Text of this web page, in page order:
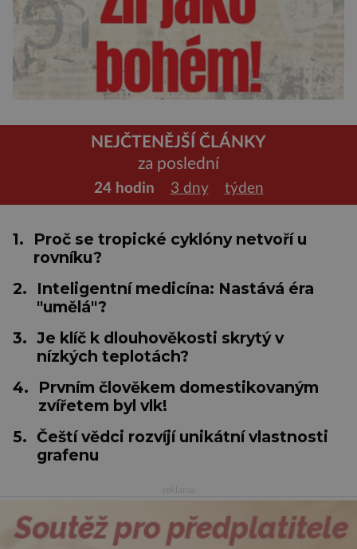
NEJČTENĚJŠÍ ČLÁNKY
za poslední
24 hodin 3 dny týden
1.
Proč se tropické cyklóny netvoří u
rovníku?
2.
Inteligentní medicína: Nastává éra
"umělá"?
3. Je klíč k dlouhověkosti skrytý v
nízkých teplotách?
4.
Prvním člověkem domestikovaným
zvířetem byl vlk!
5. Čeští vědci rozvíjí unikátní vlastnosti
grafenu